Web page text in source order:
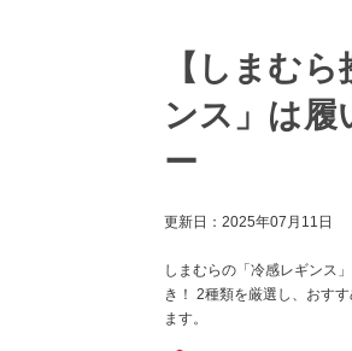
【しまむ
ンス」は履
ー
更新日： 2025年07月11日
しまむらの「冷感レギンス
き！ 2種類を厳選し、おす
ます。